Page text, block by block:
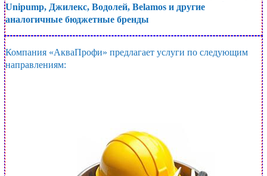
Unipump, Джилекс, Водолей, Belamos и другие
аналогичные бюджетные бренды
Компания «АкваПрофи» предлагает услуги по следующим
направлениям: